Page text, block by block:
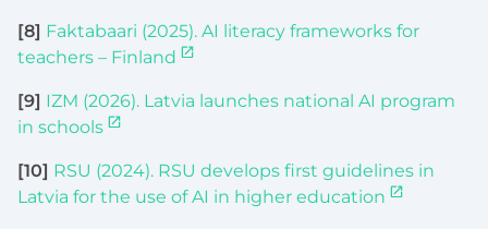
[8] Faktabaari (2025). AI literacy frameworks for
teachers – Finland
[9] IZM (2026). Latvia launches national AI program
in schools
[10] RSU (2024). RSU develops first guidelines in
Latvia for the use of AI in higher education